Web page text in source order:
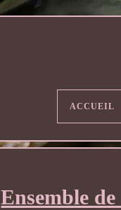
ACCUEIL
Ensemble